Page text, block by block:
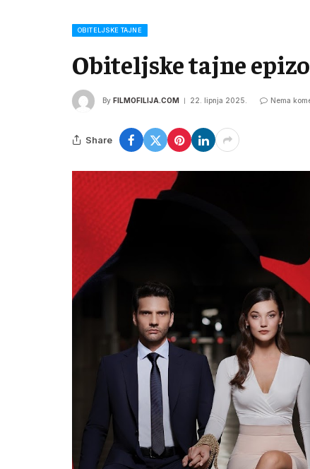
OBITELJSKE TAJNE
Obiteljske tajne
By FILMOFILIJA.COM 22. lipnja 2025. Nema
Share